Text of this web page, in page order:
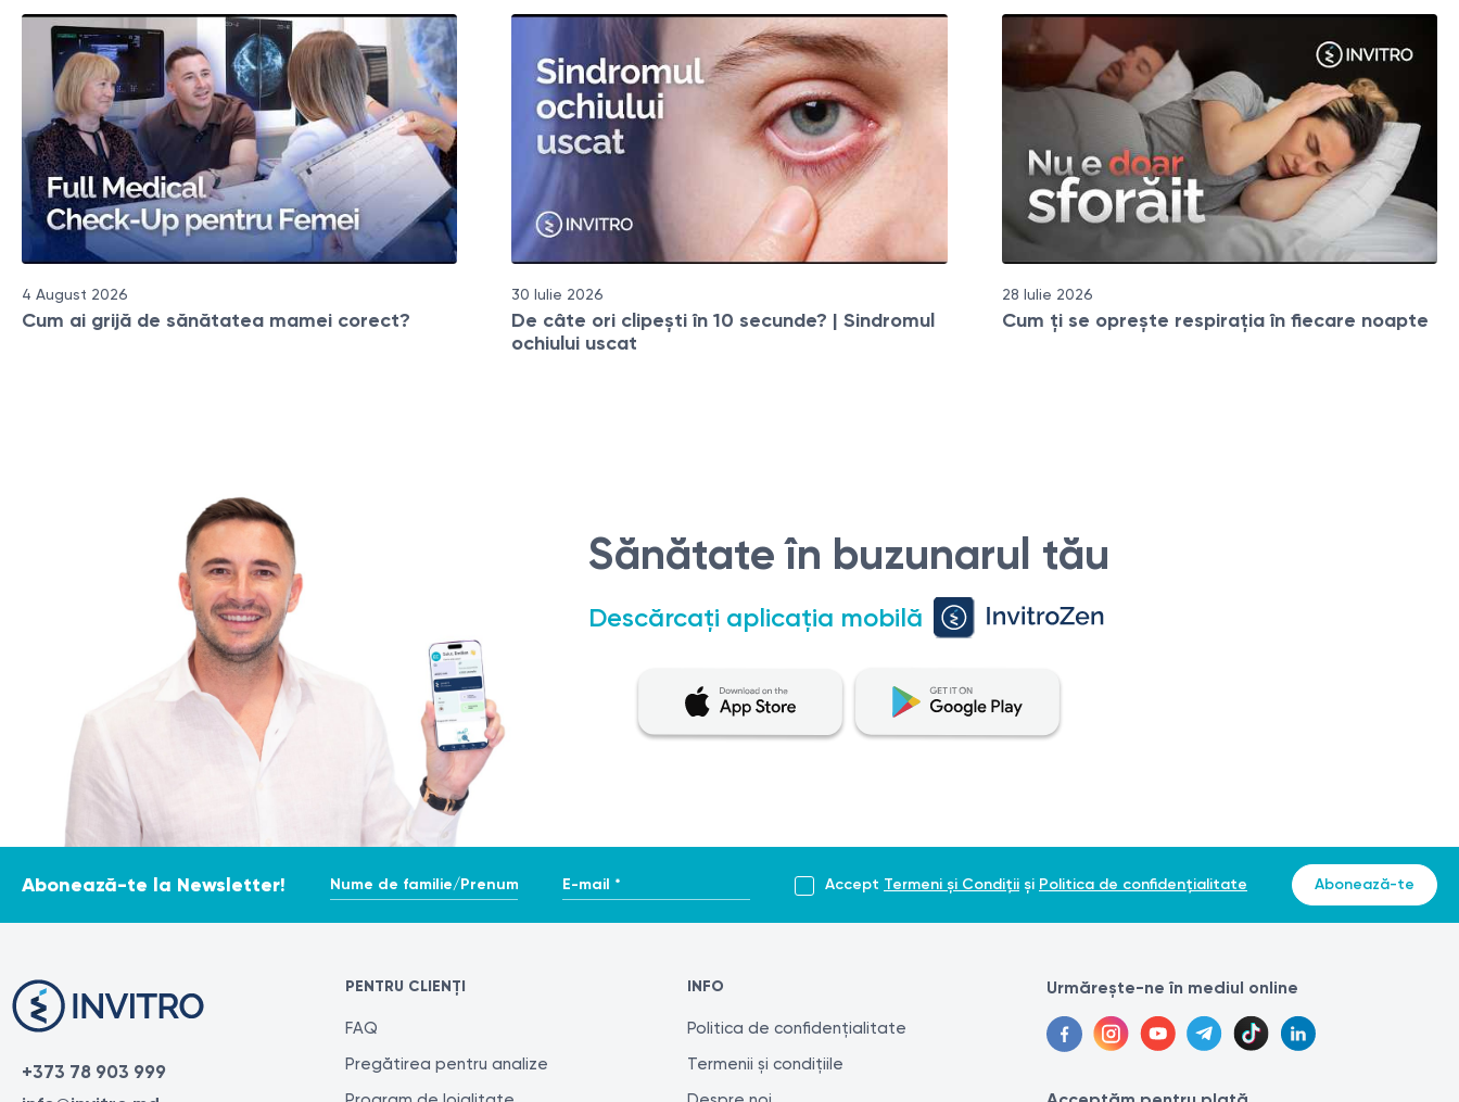
4 August 2026
Cum ai grijă de sănătatea mamei corect?
30 Iulie 2026
De câte ori clipești în 10 secunde? | Sindromul
ochiului uscat
28 Iulie 2026
Cum ți se oprește respirația în fiecare noapte
Sănătate în buzunarul tău
Descărcați aplicația mobilă
Abonează-te la Newsletter! Nume de familie/Prenume * E-mail * Accept Termeni și Condiții și Politica de confidențialitate Abonează-te
+373 78 903 999
PENTRU CLIENȚI
FAQ
Pregătirea pentru analize
INFO
Politica de confidențialitate
Termenii și condițiile
Urmărește-ne în mediul online